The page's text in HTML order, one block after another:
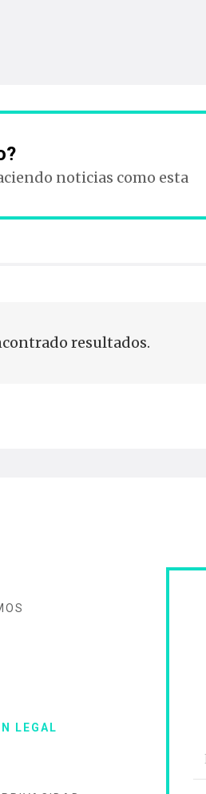
noticias como esta
resultados.
LEGAL